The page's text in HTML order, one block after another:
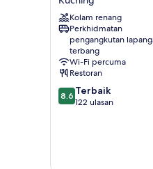
Lodging
House
Kuching
Kolam renang
Perkhidmatan
pengangkutan
terbang
Wi-Fi percuma
Restoran
8.6
daripada
8.6 Terbaik
122 ulasan